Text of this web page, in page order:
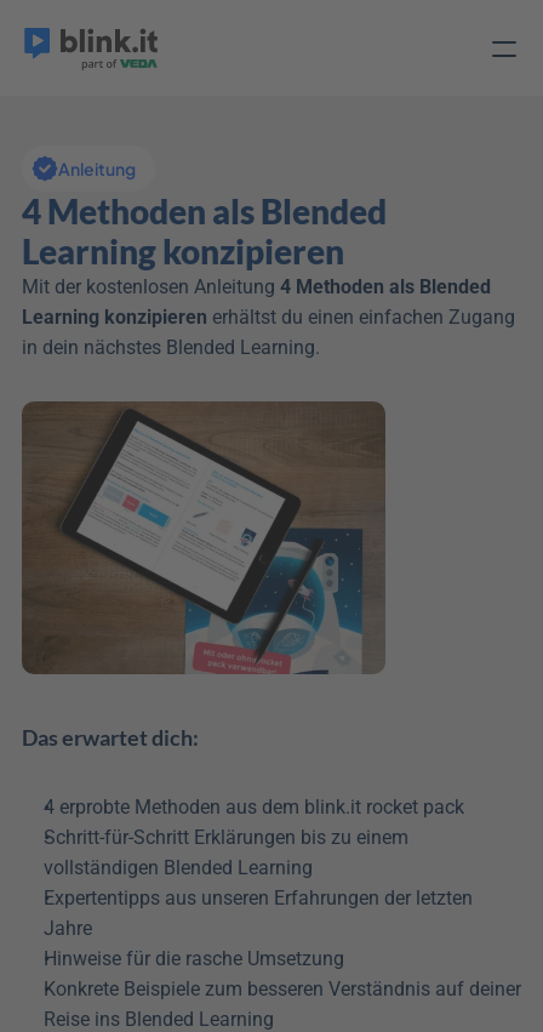
Anleitung
4 Methoden als Blended
Learning konzipieren
Mit der kostenlosen Anleitung 4 Methoden als Blended
Learning konzipieren erhältst du einen einfachen Zugang
in dein nächstes Blended Learning.
Das erwartet dich:
4 erprobte Methoden aus dem blink.it rocket pack
Schritt-für-Schritt Erklärungen bis zu einem
vollständigen Blended Learning
Expertentipps aus unseren Erfahrungen der letzten
Jahre
Hinweise für die rasche Umsetzung
Konkrete Beispiele zum besseren Verständnis auf deiner
Reise ins Blended Learning